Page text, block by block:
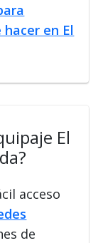
en El
El
acceso
de